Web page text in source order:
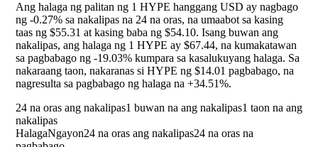
Ang halaga ng palitan ng 1 HYPE hanggang USD ay nagbago
ng -0.27% sa nakalipas na 24 na oras, na umaabot sa kasing
taas ng $55.31 at kasing baba ng $54.10. Isang buwan ang
nakalipas, ang halaga ng 1 HYPE ay $67.44, na kumakatawan
sa pagbabago ng -19.03% kumpara sa kasalukuyang halaga. Sa
nakaraang taon, nakaranas si HYPE ng $14.01 pagbabago, na
nagresulta sa pagbabago ng halaga na +34.51%.
24 na oras ang nakalipas1 buwan na ang nakalipas1 taon na ang
nakalipas
HalagaNgayon24 na oras ang nakalipas24 na oras na